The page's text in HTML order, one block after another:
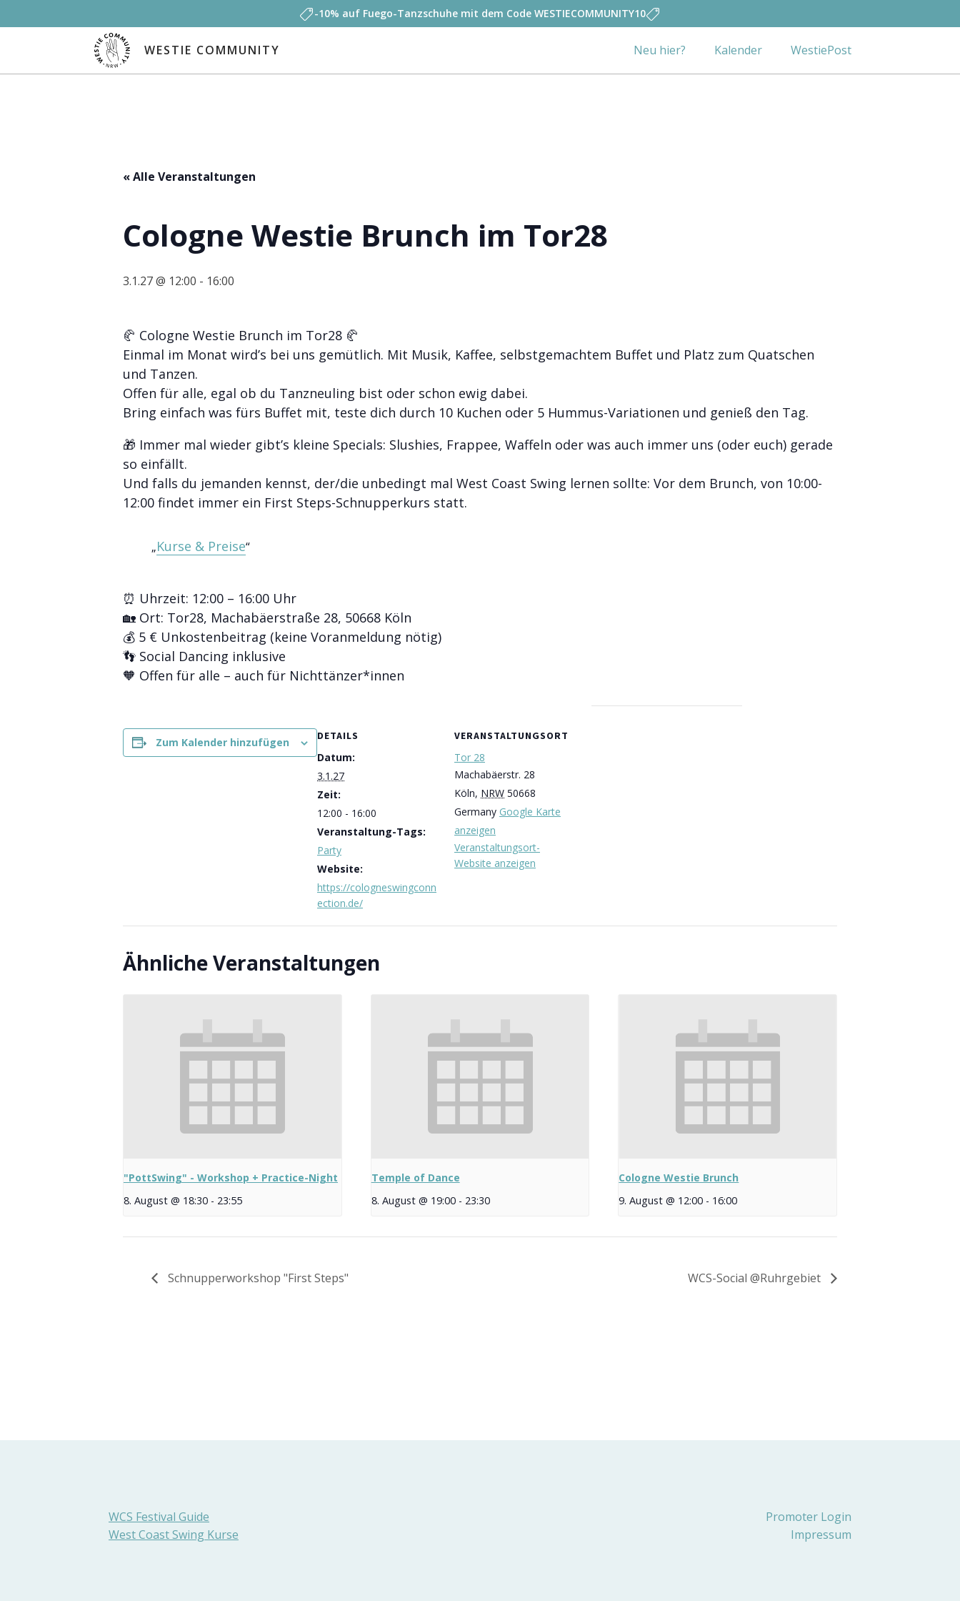
-10% auf Fuego-Tanzschuhe mit dem Code WESTIECOMMUNITY10
WESTIE COMMUNITY Neu hier? Kalender WestiePost
« Alle Veranstaltungen
Cologne Westie Brunch im Tor28
3.1.27 @ 12:00 - 16:00
🥐 Cologne Westie Brunch im Tor28 🥐
Einmal im Monat wird’s bei uns gemütlich. Mit Musik, Kaffee, selbstgemachtem Buffet und Platz zum Quatschen
und Tanzen.
Offen für alle, egal ob du Tanzneuling bist oder schon ewig dabei.
Bring einfach was fürs Buffet mit, teste dich durch 10 Kuchen oder 5 Hummus-Variationen und genieß den Tag.
🎁 Immer mal wieder gibt’s kleine Specials: Slushies, Frappee, Waffeln oder was auch immer uns (oder euch) gerade
so einfällt.
Und falls du jemanden kennst, der/die unbedingt mal West Coast Swing lernen sollte: Vor dem Brunch, von 10:00-
12:00 findet immer ein First Steps-Schnupperkurs statt.
Kurse & Preise
⏰ Uhrzeit: 12:00 – 16:00 Uhr
🏡 Ort: Tor28, Machabäerstraße 28, 50668 Köln
💰 5 € Unkostenbeitrag (keine Voranmeldung nötig)
👣 Social Dancing inklusive
🧡 Offen für alle – auch für Nichttänzer*innen
Zum Kalender hinzufügen DETAILS
Datum:
3.1.27
Zeit:
12:00 - 16:00
Veranstaltung-Tags:
Party
Website:
https://cologneswingconn
ection.de/
VERANSTALTUNGSORT
Tor 28
Machabäerstr. 28
Köln, NRW 50668
Germany Google Karte
anzeigen
Veranstaltungsort-
Website anzeigen
Ähnliche Veranstaltungen
"PottSwing" - Workshop + Practice-Night
8. August @ 18:30 - 23:55
Temple of Dance
8. August @ 19:00 - 23:30
Cologne Westie Brunch
9. August @ 12:00 - 16:00
Schnupperworkshop "First Steps" WCS-Social @Ruhrgebiet
WCS Festival Guide
West Coast Swing Kurse
Promoter Login
Impressum